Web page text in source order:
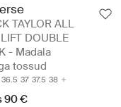
TAYLOR ALL
DOUBLE
- Madala
tossud
36.5 37 37.5 38
90 €